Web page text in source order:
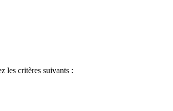
les critères suivants :